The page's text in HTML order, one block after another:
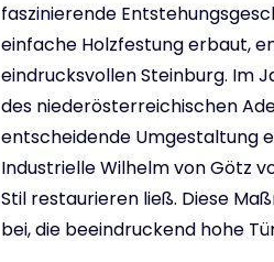
faszinierende
einfache Holzfestung erbaut,
eindrucksvollen Steinburg. Im
des niederösterreichischen
entscheidende Umgestaltung
Industrielle Wilhelm von Götz
Stil restaurieren ließ. Diese
bei, die beeindruckend hohe